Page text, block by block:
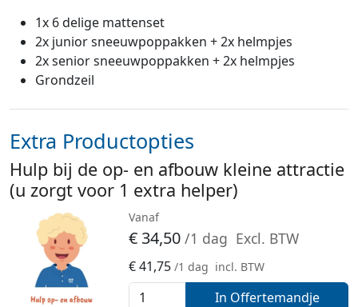
1x 6 delige mattenset
2x junior sneeuwpoppakken + 2x helmpjes
2x senior sneeuwpoppakken + 2x helmpjes
Grondzeil
Extra Productopties
Hulp bij de op- en afbouw kleine attractie
(u zorgt voor 1 extra helper)
Vanaf
€ 34,50 /1 dag Excl. BTW
€41,75 /1 dag incl. BTW
In Offertemandje